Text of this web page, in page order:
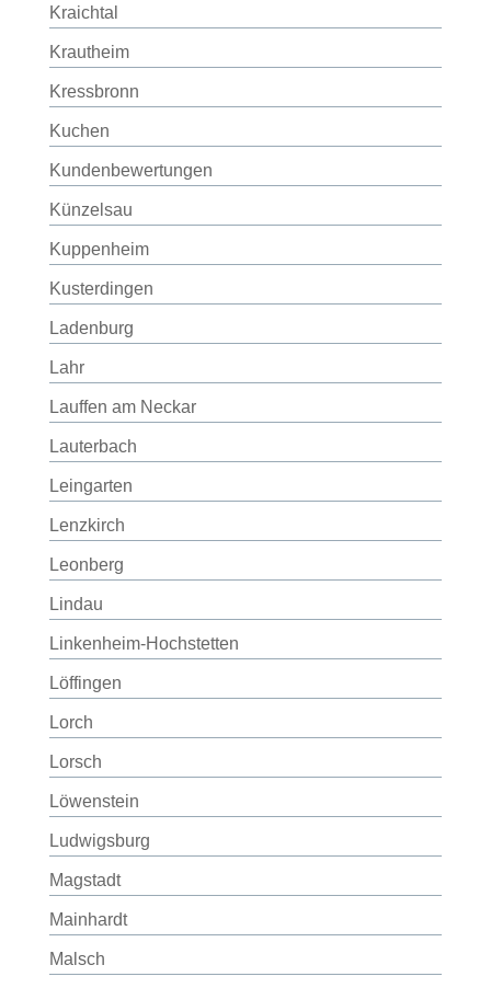
Kraichtal
Krautheim
Kressbronn
Kuchen
Kundenbewertungen
Künzelsau
Kuppenheim
Kusterdingen
Ladenburg
Lahr
Lauffen am Neckar
Lauterbach
Leingarten
Lenzkirch
Leonberg
Lindau
Linkenheim-Hochstetten
Löffingen
Lorch
Lorsch
Löwenstein
Ludwigsburg
Magstadt
Mainhardt
Malsch